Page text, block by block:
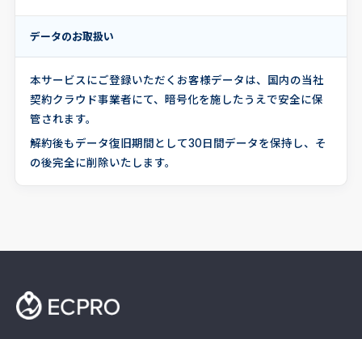
データのお取扱い
本サービスにご登録いただくお客様データは、国内の当社
契約クラウド事業者にて、暗号化を施したうえで安全に保
管されます。
解約後もデータ復旧期間として30日間データを保持し、そ
の後完全に削除いたします。